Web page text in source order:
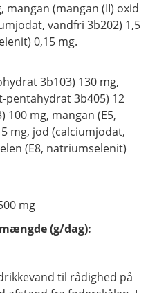
mangan (mangan (II) oxid
vandfri 3b202) 1,5
0,15 mg.
3b103) 130 mg,
pentahydrat 3b405) 12
100 mg, mangan (E5,
mg, jod (calciumjodat,
(E8, natriumselenit)
mg
(g/dag):
til rådighed på